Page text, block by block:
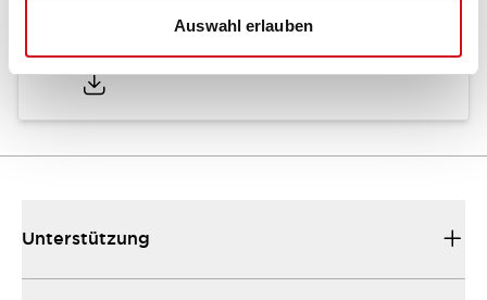
Auswahl erlauben
Unterstützung